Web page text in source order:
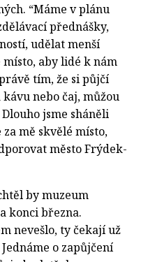
“Máme v plánu
přednášky,
udělat menší
aby lidé k nám
tím, že si půjčí
nebo čaj, můžou
jsme sháněli
mě skvělé místo,
město Frýdek-
by muzeum
konci března.
nevešlo, ty čekají už
o zapůjčení